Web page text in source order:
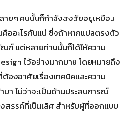
ายๆ คนนั้นก็กำลังสงสัยอยู่เหมือน
ออะไรกันแน่ ซึ่งถ้าหากแปลตรงตัว
ฑ์ แต่หลายท่านนั้นก็ได้ให้ความ
ไว้อย่างมากมาย โดยหมายถึง
องอาศัยเรื่องเทคนิคและความ
า ไม่ว่าจะเป็นด้านประสบการณ์
สรรค์ที่เป็นเลิศ สำหรับผู้ที่ออกแบบ